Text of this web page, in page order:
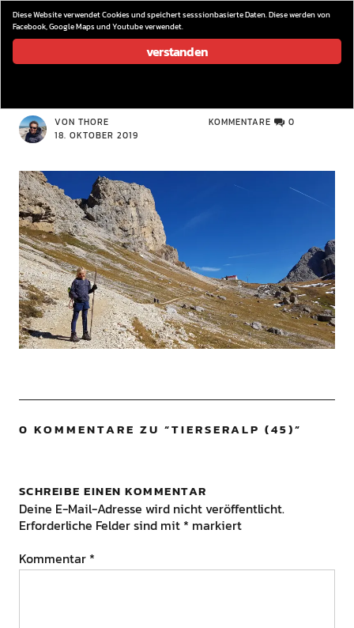
wieder los…
VON THORE
18. OKTOBER 2019
KOMMENTARE 0
0 KOMMENTARE ZU “TIERSERALP (45)”
SCHREIBE EINEN KOMMENTAR
Deine E-Mail-Adresse wird nicht veröffentlicht.
Erforderliche Felder sind mit * markiert
Kommentar *
Diese Website verwendet Cookies und speichert sesssionbasierte Daten. Diese werden von
Facebook, Google Maps und Youtube verwendet.
verstanden